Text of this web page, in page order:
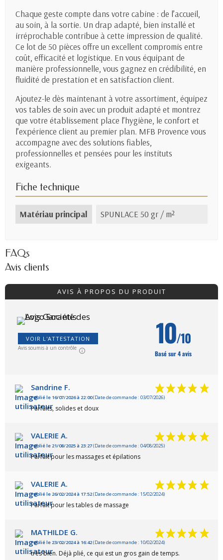
Chaque geste compte dans votre cabine : de l’accueil,
au soin, à la sortie. Un drap adapté, bien installé et
irréprochable contribue à cette impression de qualité.
Ce lot de 50 pièces offre un excellent compromis entre
coût, efficacité et logistique. En vous équipant de
manière professionnelle, vous gagnez en crédibilité, en
fluidité de prestation et en satisfaction client.
Ajoutez-le dès maintenant à votre assortiment, équipez
vos tables de soin avec un produit adapté et montrez
que votre établissement place l’hygiène, le confort et
l’expérience client au premier plan. MFB Provence vous
accompagne avec des solutions fiables,
professionnelles et pensées pour les instituts
exigeants.
Fiche technique
Matériau principal SPUNLACE 50 gr / m²
FAQs
Avis clients
AVIS À PROPOS DU PRODUIT
VOIR L'ATTESTATION
Avis soumis à un contrôle 10/10
Basé sur 4 avis
Sandrine F.
Publié le 16/07/2026 à 22:00(Date de commande : 03/07/2026)
Parfaits, solides et doux
VALERIE A.
Publié le 21/08/2025 à 23:27(Date de commande : 04/08/2025)
Parfait pour les massages et épilations
VALERIE A.
Publié le 26/02/2024 à 17:52(Date de commande : 15/02/2024)
Parfait pour les tables de massage
MATHILDE G.
Publié le 23/02/2024 à 16:42(Date de commande : 10/02/2024)
très bien. Déjà plié, ce qui est un gros gain de temps.